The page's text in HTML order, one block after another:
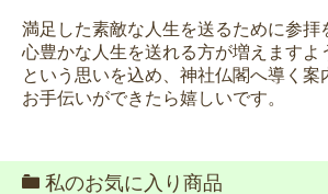
満足した素敵な人生を送るために参拝
心豊かな人生を送れる方が増えますよ
という思いを込め、神社仏閣へ導く案
お手伝いができたら嬉しいです。
私のお気に入り商品